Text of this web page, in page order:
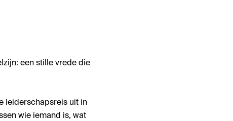
een stille vrede die
leiderschapsreis uit in
wie iemand is, wat